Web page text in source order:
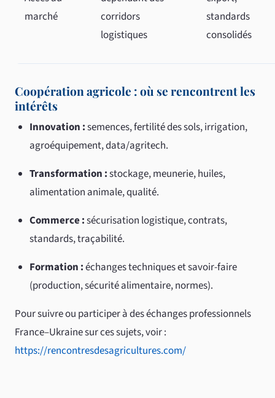
marché
corridors
logistiques
standards
consolidés
Coopération agricole : où se rencontrent les
intérêts
Innovation :semences, fertilité des sols, irrigation,
agroéquipement, data/agritech.
Transformation :stockage, meunerie, huiles,
alimentation animale, qualité.
Commerce :sécurisation logistique, contrats,
standards, traçabilité.
Formation :échanges techniques et savoir-faire
(production, sécurité alimentaire, normes).
Pour suivre ou participer à des échanges professionnels
France–Ukraine sur ces sujets, voir :
https://rencontresdesagricultures.com/